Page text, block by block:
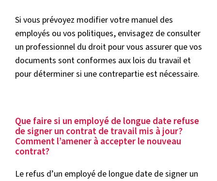
Si vous prévoyez modifier votre manuel des
employés ou vos politiques, envisagez de consulter
un professionnel du droit pour vous assurer que vos
documents sont conformes aux lois du travail et
pour déterminer si une contrepartie est nécessaire.
Que faire si un employé de longue date refuse
de signer un contrat de travail mis à jour?
Comment l’amener à accepter le nouveau
contrat?
Le refus d’un employé de longue date de signer un